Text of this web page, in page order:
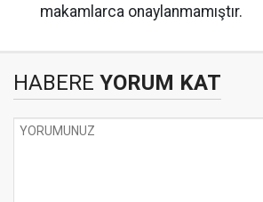
makamlarca onaylanmamıştır.
HABERE YORUM KAT